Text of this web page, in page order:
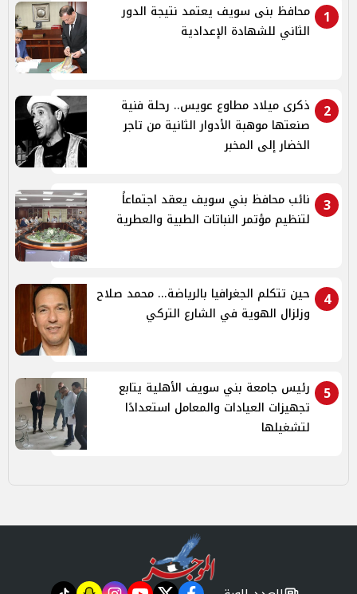
1
محافظ بنى سويف يعتمد نتيجة الدور
الثاني للشهادة الإعدادية
2
ذكرى ميلاد مطاوع عويس.. رحلة فنية
صنعتها موهبة الأدوار الثانية من تاجر
الخضار إلى المخبر
3
نائب محافظ بني سويف يعقد اجتماعاً
لتنظيم مؤتمر النباتات الطبية والعطرية
4
حين تتكلم الجغرافيا بالرياضة... محمد صلاح
وزلزال الهوية في الشارع التركي
5
رئيس جامعة بني سويف الأهلية يتابع
تجهيزات العيادات والمعامل استعدادًا
لتشغيلها